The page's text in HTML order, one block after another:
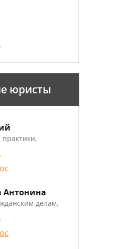
юристы
Антонина
делам,